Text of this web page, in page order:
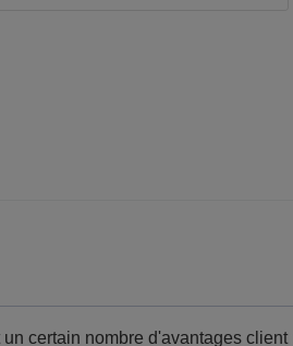
un certain nombre d'avantages